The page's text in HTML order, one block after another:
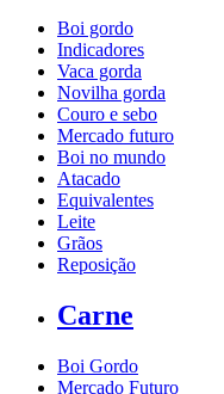
Boi gordo
Indicadores
Vaca gorda
Novilha gorda
Couro e sebo
Mercado futuro
Boi no mundo
Atacado
Equivalentes
Leite
Grãos
Reposição
Carne
Boi Gordo
Mercado Futuro